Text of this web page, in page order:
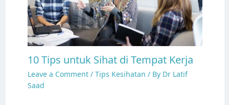
10 Tips untuk Sihat di Tempat Kerja
Leave a Comment / Tips Kesihatan / By Dr Latif
Saad